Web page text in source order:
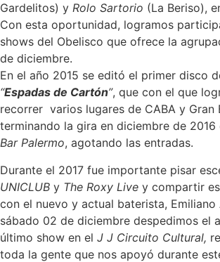
Gardelitos) y Rolo Sartorio (La Beriso),
Con esta oportunidad, logramos
shows del Obelisco que ofrece la
de diciembre.
En el año 2015 se editó el primer disco
“Espadas de Cartón”, que con el que
recorrer varios lugares de CABA y Gran
terminando la gira en diciembre de 2016
Bar Palermo, agotando las entradas.
Durante el 2017 fue importante pisar
UNICLUB y The Roxy Live y compartir
con el nuevo y actual baterista, Emiliano
sábado 02 de diciembre despedimos el
último show en el J J Circuito Cultural,
toda la gente que nos apoyó durante